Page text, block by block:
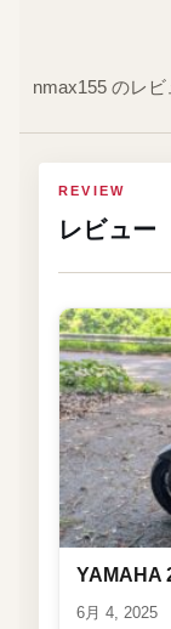
nmax155 のレビ
REVIEW
レビュー
YAMAHA
6月 4, 2025